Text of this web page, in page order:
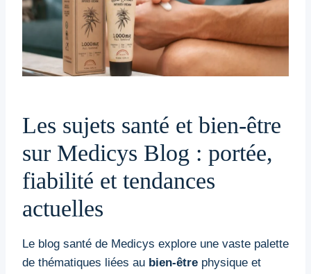
Les sujets santé et bien-être
sur Medicys Blog : portée,
fiabilité et tendances
actuelles
Le blog santé de Medicys explore une vaste palette
de thématiques liées au bien-être physique et